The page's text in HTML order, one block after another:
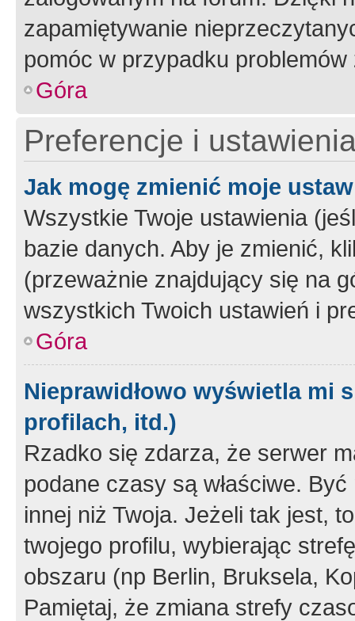
zapamiętywanie
pomóc w przypadku
Góra
Preferencje i
Jak mogę zmienić moje
Wszystkie Twoje ustawienia
bazie danych. Aby je zmienić,
(przeważnie znajdujący się na
wszystkich Twoich ustawień i
Góra
Nieprawidłowo wyświetla mi
profilach, itd.)
Rzadko się zdarza, że serwer
podane czasy są właściwe.
innej niż Twoja. Jeżeli tak jest,
twojego profilu, wybierając
obszaru (np Berlin, Bruksela,
Pamiętaj, że zmiana strefy